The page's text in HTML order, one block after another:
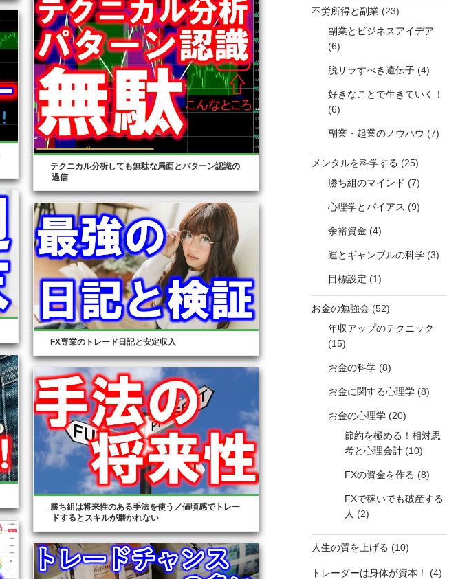
テクニカル分析しても無駄な局面とパターン認識の
過信
FX専業のトレード日記と安定収入
勝ち組は将来性のある手法を使う／値頃感でトレー
ドするとスキルが磨かれない
不労所得と副業 (23)
副業とビジネスアイデア
(6)
脱サラすべき遺伝子 (4)
好きなことで生きていく！
(6)
副業・起業のノウハウ (7)
メンタルを科学する (25)
勝ち組のマインド (7)
心理学とバイアス (9)
余裕資金 (4)
運とギャンブルの科学 (3)
目標設定 (1)
お金の勉強会 (52)
年収アップのテクニック
(15)
お金の科学 (8)
お金に関する心理学 (8)
お金の心理学 (20)
節約を極める！相対思
考と心理会計 (10)
FXの資金を作る (8)
FXで稼いでも破産する
人 (2)
人生の質を上げる (10)
トレーダーは身体が資本！ (4)